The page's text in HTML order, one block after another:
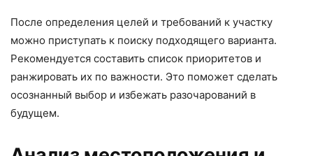
После определения целей и требований к участку
можно приступать к поиску подходящего варианта.
Рекомендуется составить список приоритетов и
ранжировать их по важности. Это поможет сделать
осознанный выбор и избежать разочарований в
будущем.